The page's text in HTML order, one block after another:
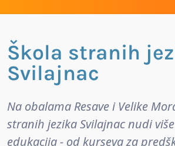
Škola stranih
Svilajnac
Na obalama Resave i Velike
stranih jezika Svilajnac nudi
edukacija - od kurseva za